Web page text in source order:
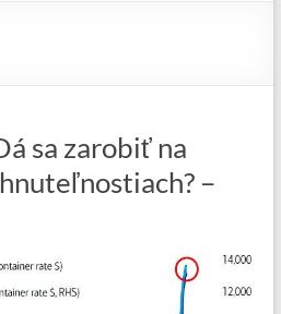
sa zarobiť na
–